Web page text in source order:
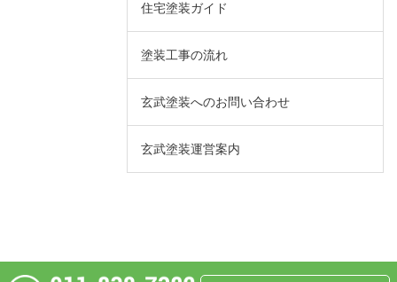
住宅塗装ガイド
塗装工事の流れ
玄武塗装へのお問い合わせ
玄武塗装運営案内